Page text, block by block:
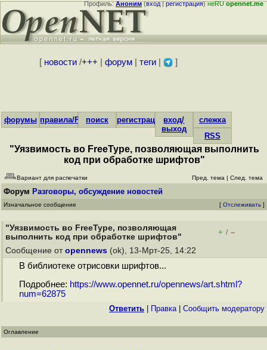
Профиль:Аноним(вход|регистрация)неRUopennet.me
[ новости/+++ форум| теги| ]
форумы правила/FAQпоиск регистрациявход/
выход
слежка
RSS
"Уязвимость во FreeType, позволяющая выполнить
код при обработке шрифтов"
Вариант для распечатки Пред. тема | След. тема
Форум Разговоры, обсуждение новостей
Изначальное сообщение [ Отслеживать ]
"Уязвимость во FreeType, позволяющая
выполнить код при обработке шрифтов"
+ / –
Сообщение от opennews (ok), 13-Мрт-25, 14:22
В библиотеке отрисовки шрифтов...
Подробнее: https://www.opennet.ru/opennews/art.shtml?
num=62875
Ответить Правка| Cообщить модератору
Оглавление